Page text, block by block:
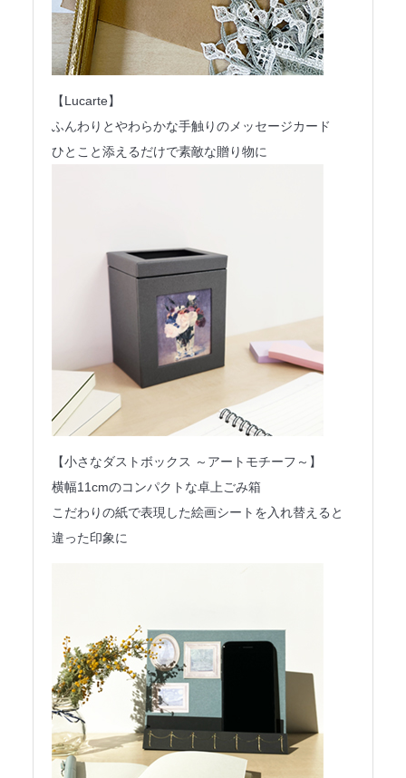
【Lucarte】
ふんわりとやわらかな手触りのメッセージカード
ひとこと添えるだけで素敵な贈り物に
【小さなダストボックス ～アートモチーフ～】
横幅11cmのコンパクトな卓上ごみ箱
こだわりの紙で表現した絵画シートを入れ替えると
違った印象に